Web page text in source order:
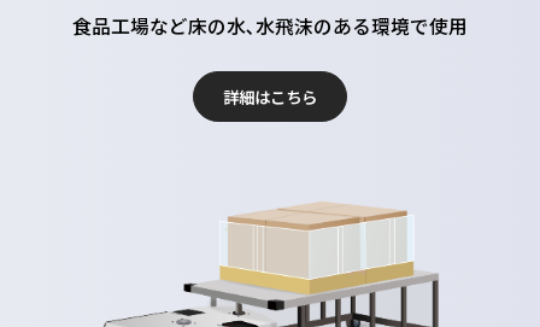
食品工場など床の水､水飛沫のある環境で使用
詳細はこちら